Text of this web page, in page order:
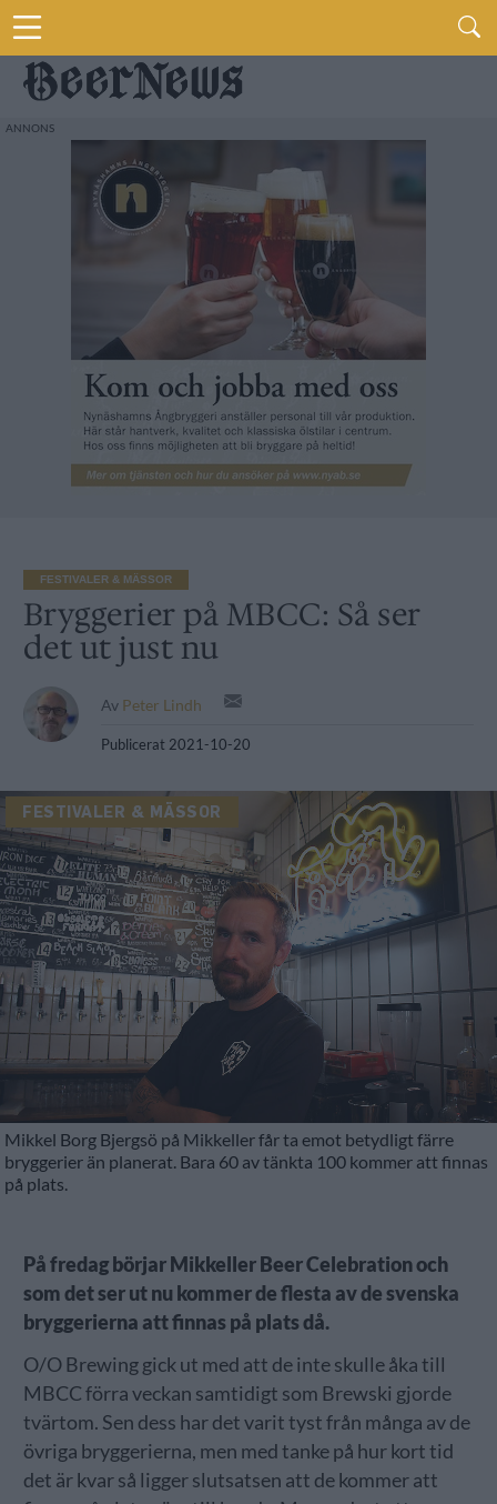
FESTIVALER & MÄSSOR
Bryggerier på MBCC: Så ser
det ut just nu
Av Peter Lindh
Publicerat 2021-10-20
FESTIVALER & MÄSSOR
Mikkel Borg Bjergsö på Mikkeller får ta emot betydligt färre
bryggerier än planerat. Bara 60 av tänkta 100 kommer att finnas
på plats.
På fredag börjar Mikkeller Beer Celebration och
som det ser ut nu kommer de flesta av de svenska
bryggerierna att finnas på plats då.
O/O Brewing gick ut med att de inte skulle åka till
MBCC förra veckan samtidigt som Brewski gjorde
tvärtom. Sen dess har det varit tyst från många av de
övriga bryggerierna, men med tanke på hur kort tid
det är kvar så ligger slutsatsen att de kommer att